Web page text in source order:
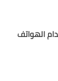
الهواتف